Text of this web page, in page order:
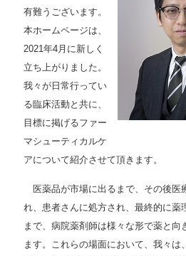
有難うございます。
本ホームページは、
2021年4月に新しく
立ち上がりました。
我々が日常行ってい
る臨床活動と共に、
目標に掲げるファー
マシューティカルケ
アについて紹介させて頂きます。
医薬品が市場に出るまで、その後医
れ、患者さんに処方され、最終的に薬
まで、病院薬剤師は様々な形で薬と向
ます。これらの場面において、我々は